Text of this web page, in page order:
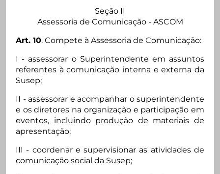
Seção II
Assessoria de Comunicação - ASCOM
Art. 10. Compete à Assessoria de Comunicação:
I - assessorar o Superintendente em assuntos
referentes à comunicação interna e externa da
Susep;
II - assessorar e acompanhar o superintendente
e os diretores na organização e participação em
eventos, incluindo produção de materiais de
apresentação;
III - coordenar e supervisionar as atividades de
comunicação social da Susep;